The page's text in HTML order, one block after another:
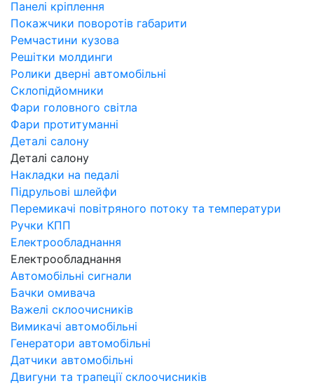
Панелі кріплення
Покажчики поворотів габарити
Ремчастини кузова
Решітки молдинги
Ролики дверні автомобільні
Склопідйомники
Фари головного світла
Фари протитуманні
Деталі салону
Деталі салону
Накладки на педалі
Підрульові шлейфи
Перемикачі повітряного потоку та температури
Ручки КПП
Електрообладнання
Електрообладнання
Автомобільні сигнали
Бачки омивача
Важелі склоочисників
Вимикачі автомобільні
Генератори автомобільні
Датчики автомобільні
Двигуни та трапеції склоочисників